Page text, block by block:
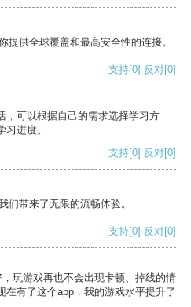
提供全球覆盖和最高安全性的连接。
支持[0] 反对[0]
，可以根据自己的需求选择学习方
进度。
支持[0] 反对[0]
们带来了无限的流畅体验。
支持[0] 反对[0]
玩游戏再也不会出现卡顿、掉线的情
有了这个app，我的游戏水平提升了